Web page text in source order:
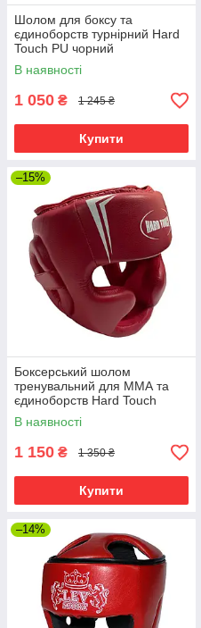
Шолом для боксу та
єдиноборств турнірний Hard
Touch PU чорний
В наявності
1 050 ₴ 1 245 ₴
Купити
–15%
Боксерський шолом
тренувальний для ММА та
єдиноборств Hard Touch
Lightning PU червоний
В наявності
1 150 ₴ 1 350 ₴
Купити
–14%